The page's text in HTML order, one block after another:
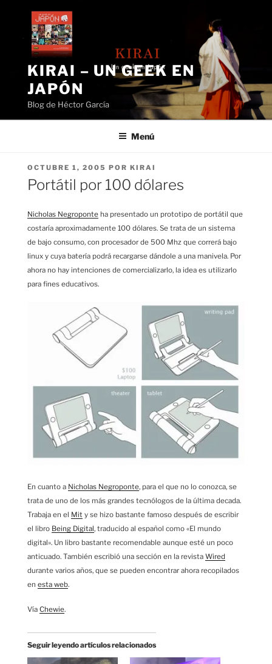
contenido
KIRAI – UN GEEK EN
JAPÓN
Blog de Héctor García
Menú
PUBLICADO
EL
OCTUBRE 1, 2005 POR KIRAI
Portátil por 100 dólares
Nicholas Negroponte ha presentado un prototipo de portátil que
costaría aproximadamente 100 dólares. Se trata de un sistema
de bajo consumo, con procesador de 500 Mhz que correrá bajo
linux y cuya batería podrá recargarse dándole a una manivela. Por
ahora no hay intenciones de comercializarlo, la idea es utilizarlo
para fines educativos.
En cuanto a Nicholas Negroponte, para el que no lo conozca, se
trata de uno de los más grandes tecnólogos de la última decada.
Trabaja en el Mit y se hizo bastante famoso después de escribir
el libro Being Digital, traducido al español como «El mundo
digital». Un libro bastante recomendable aunque esté un poco
anticuado. También escribió una sección en la revista Wired
durante varios años, que se pueden encontrar ahora recopilados
en esta web.
Vía Chewie.
Seguir leyendo artículos relacionados